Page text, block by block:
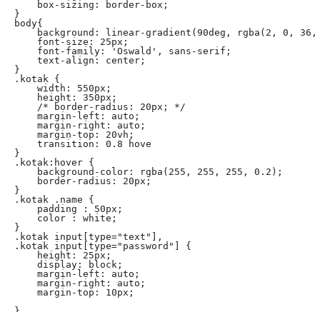
    box-sizing: border-box;
}
body{
background: linear-gradient(90deg, rgba(2, 0,
    font-size: 25px;
    font-family: 'Oswald', sans-serif;
    text-align: center;
}
.kotak {
    width: 550px;
    height: 350px;
    /* border-radius: 20px; */
    margin-left: auto;
    margin-right: auto;
    margin-top: 20vh;
    transition: 0.8 hove
}
.kotak:hover {
    background-color: rgba(255, 255, 255, 0.2);
    border-radius: 20px;
}
.kotak .name {
    padding : 50px;
    color : white;
}
.kotak input[type="text"],
.kotak input[type="password"] {
    height: 25px;
    display: block;
    margin-left: auto;
    margin-right: auto;
    margin-top: 10px;